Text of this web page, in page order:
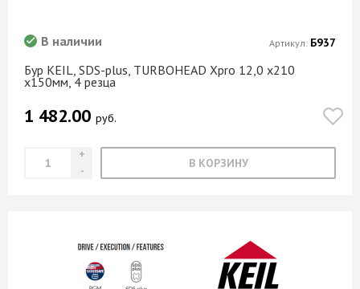
Бур KEIL, SDS-plus, TURBOHEAD Xpro 12,0 х210
х150мм, 4 резца
В наличии
1 482.00 руб.
В КОРЗИНУ
Артикул: Б937